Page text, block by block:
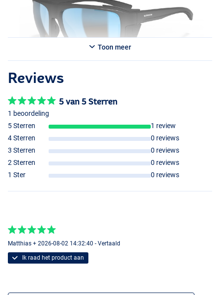
Fire Red
Toon meer
Reviews
5 van 5 Sterren
1 beoordeling
5 Sterren
1 review
4 Sterren
0 reviews
3 Sterren
0 reviews
2 Sterren
0 reviews
1 Ster
0 reviews
Matthias + 2026-08-02 14:32:40 - Vertaald
Ik raad het product aan